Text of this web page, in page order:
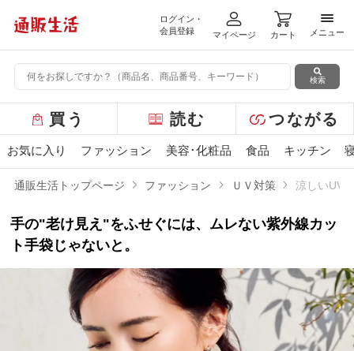
ログイン・
会員登録
マイページ カート
メニ
メニュー
検索
ー
バ
ュ
買う 読む つながる
お気に入り ファッション 美容･化粧品 食品 キッチン
通販生活トップページ ファッション ＵＶ対策 涼しいUV
手の"老け見え"をふせぐには、ムレない紫外線カッ
ト手袋じゃないと。